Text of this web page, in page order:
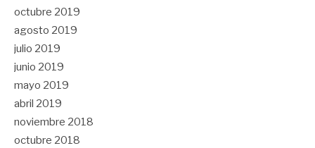
octubre 2019
agosto 2019
julio 2019
junio 2019
mayo 2019
abril 2019
noviembre 2018
octubre 2018